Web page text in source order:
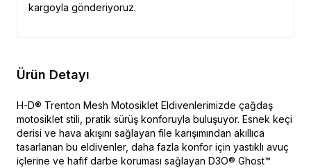
kargoyla gönderiyoruz.
Ürün Detayı
H-D® Trenton Mesh Motosiklet Eldivenlerimizde çağdaş
motosiklet stili, pratik sürüş konforuyla buluşuyor. Esnek keçi
derisi ve hava akışını sağlayan file karışımından akıllıca
tasarlanan bu eldivenler, daha fazla konfor için yastıklı avuç
içlerine ve hafif darbe koruması sağlayan D3O® Ghost™